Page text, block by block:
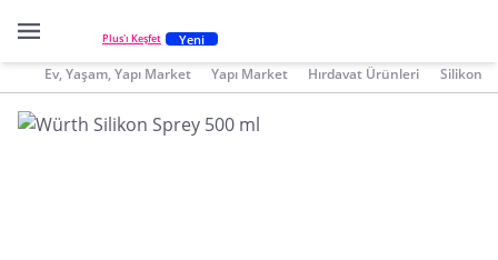
Plus'ı Keşfet Yeni
Ev, Yaşam, Yapı Market Yapı Market Hırdavat Ürünleri Silikon